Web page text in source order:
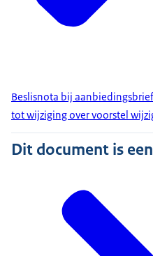
Beslisnota bij
tot wijziging over voorstel
Dit document is